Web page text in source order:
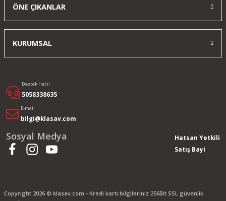
ÖNE ÇIKANLAR
KURUMSAL
Destek Hattı
5058338635
E-mail
bilgi@klasav.com
Sosyal Medya
Hatsan Yetkili
Satış Bayi
Copyright 2026 © klasav.com - Kredi kartı bilgileriniz 256Bit SSL güvenlik